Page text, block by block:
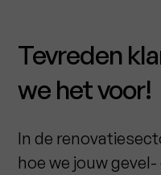
Tevreden
we het voor!
In de
hoe we jouw